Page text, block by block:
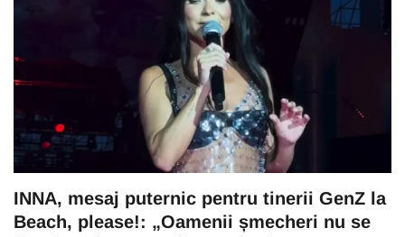
INNA, mesaj puternic pentru tinerii GenZ la
Beach, please!: „Oamenii șmecheri nu se